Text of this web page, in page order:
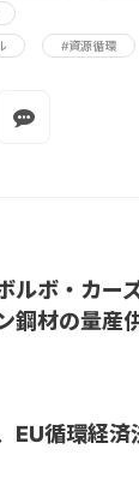
#資源循環
ルボ・カー
鋼材の量産
EU循環経済